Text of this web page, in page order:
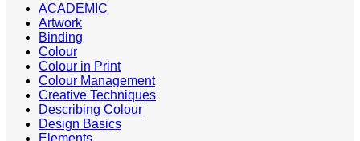
ACADEMIC
Artwork
Binding
Colour
Colour in Print
Colour Management
Creative Techniques
Describing Colour
Design Basics
Elements